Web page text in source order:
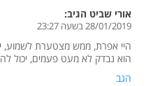
אורי שביט הגיב:
28/01/2019 בשעה 23:27
היי אפרת, ממש מצטערת לשמוע,
הוא נבדק לא מעט פעמים, יכול
הגב